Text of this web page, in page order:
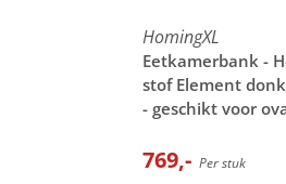
HomingXL
Eetkamerbank -
stof Element
- geschikt voor
769,- Per stuk